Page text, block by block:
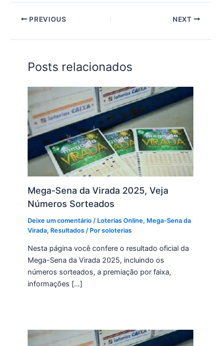
PREVIOUS NEXT
Posts relacionados
Mega-Sena da Virada 2025, Veja
Números Sorteados
Deixe um comentário / Loterias Online, Mega-Sena da
Virada, Resultados / Porsoloterias
Nesta página você confere o resultado oficial da
Mega-Sena da Virada 2025, incluindo os
números sorteados, a premiação por faixa,
informações […]